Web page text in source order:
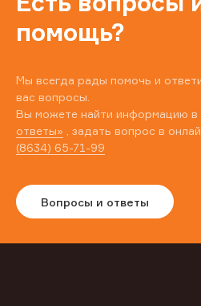
помощь?
Мы всегда рады помочь и
вас вопросы.
Вы можете найти информацию в
ответы» , задать вопрос в
(8634) 65-71-99
Вопросы и ответы